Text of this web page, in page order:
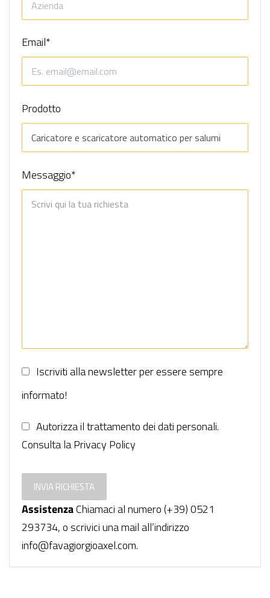
Email*
Prodotto
Messaggio*
Iscriviti alla newsletter per essere sempre
informato!
Autorizza il trattamento dei dati personali.
Consulta laPrivacy Policy
AssistenzaChiamaci al numero (+39) 0521
293734, o scrivici una mail all’indirizzo
info@favagiorgioaxel.com.